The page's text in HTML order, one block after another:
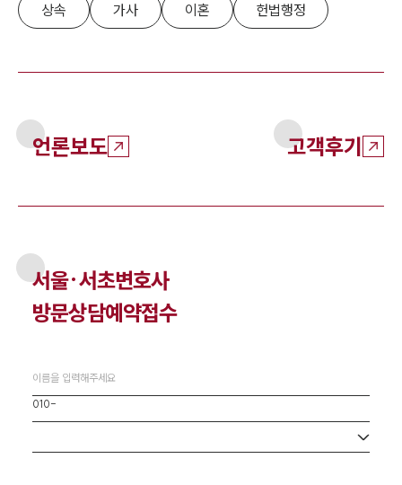
상속 가사 이혼 헌법행정
언론보도 고객후기
서울·서초변호사
방문상담예약접수